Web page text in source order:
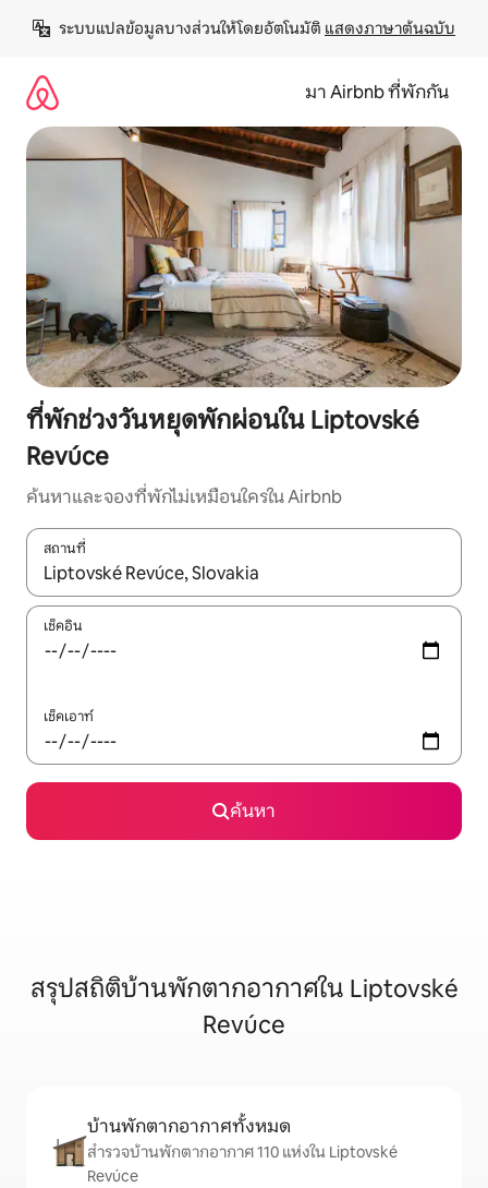
เนื้อหา
ระบบแปลข้อมูลบางส่วนให้โดยอัตโนมัติ แสดงภาษาต้นฉบับ
มา Airbnb ที่พักกัน
ที่พักช่วงวันหยุดพักผ่อนใน Liptovské
Revúce
ค้นหาและจองที่พักไม่เหมือนใครใน Airbnb
สถานที่
ใช้ลูกศรขึ้นลง หรือใช้การสัมผัสหรือปัด เพื่อสำรวจผลการค้นหา
เช็คอิน
เช็คเอาท์
ค้นหา
สรุปสถิติบ้านพักตากอากาศใน Liptovské
Revúce
บ้านพักตากอากาศทั้งหมด
สำรวจบ้านพักตากอากาศ 110 แห่งใน Liptovské
Revúce